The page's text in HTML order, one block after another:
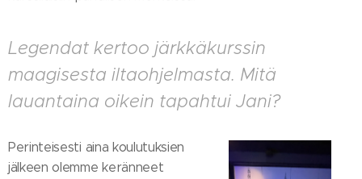
Legendat kertoo järkkäkurssin
maagisesta iltaohjelmasta. Mitä
lauantaina oikein tapahtui Jani?
Perinteisesti aina koulutuksien
jälkeen olemme keränneet